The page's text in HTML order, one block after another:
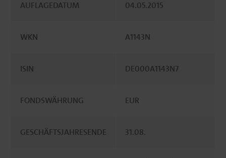
AUFLAGEDATUM 04.05.2015
WKN A1143N
ISIN DE000A1143N7
FONDSWÄHRUNG EUR
GESCHÄFTSJAHRESENDE 31.08.